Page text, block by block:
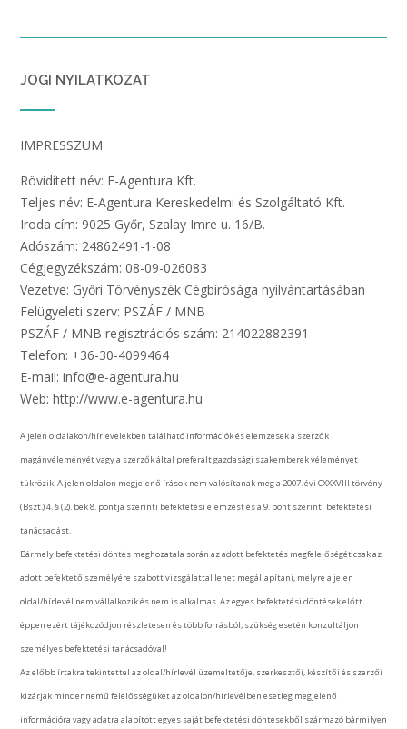
JOGI NYILATKOZAT
IMPRESSZUM
Rövidített név: E-Agentura Kft.
Teljes név: E-Agentura Kereskedelmi és Szolgáltató Kft.
Iroda cím: 9025 Győr, Szalay Imre u. 16/B.
Adószám: 24862491-1-08
Cégjegyzékszám: 08-09-026083
Vezetve: Győri Törvényszék Cégbírósága nyilvántartásában
Felügyeleti szerv: PSZÁF / MNB
PSZÁF / MNB regisztrációs szám: 214022882391
Telefon: +36-30-4099464
E-mail: info@e-agentura.hu
Web: http://www.e-agentura.hu
A jelen oldalakon/hírlevelekben található információk és elemzések a szerzők
magánvéleményét vagy a szerzők által preferált gazdasági szakemberek véleményét
tükrözik. A jelen oldalon megjelenő írások nem valósítanak meg a 2007. évi CXXXVIII törvény
(Bszt.) 4. § (2). bek 8. pontja szerinti befektetési elemzést és a 9. pont szerinti befektetési
tanácsadást.
Bármely befektetési döntés meghozatala során az adott befektetés megfelelőségét csak az
adott befektető személyére szabott vizsgálattal lehet megállapítani, melyre a jelen
oldal/hírlevél nem vállalkozik és nem is alkalmas. Az egyes befektetési döntések előtt
éppen ezért tájékozódjon részletesen és több forrásból, szükség esetén konzultáljon
személyes befektetési tanácsadóval!
Az előbb írtakra tekintettel az oldal/hírlevél üzemeltetője, szerkesztői, készítői és szerzői
kizárják mindennemű felelősségüket az oldalon/hírlevélben esetleg megjelenő
információra vagy adatra alapított egyes saját befektetési döntésekből származó bármilyen